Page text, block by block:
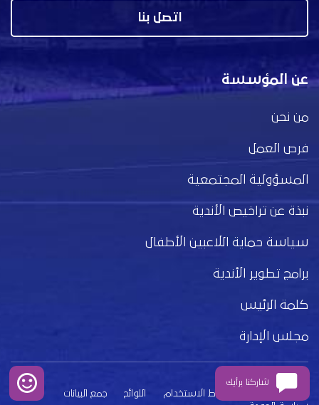
اتصل بنا
عن المؤسسة
من نحن
فرص العمل
المسؤولية المجتمعية
نبذة عن تراخيص الأندية
سياسة حماية اللاعبين الأطفال
برامج تطوير الأندية
كلمة الرئيس
مجلس الإدارة
بيان الخصوصية شروط الاستخدام اللوائح
جمع البيانات
شاركنا برأيك